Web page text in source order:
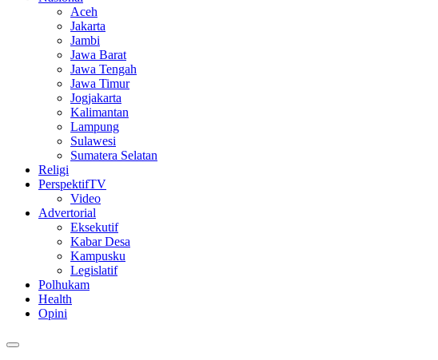
Aceh
Jakarta
Jambi
Jawa Barat
Jawa Tengah
Jawa Timur
Jogjakarta
Kalimantan
Lampung
Sulawesi
Sumatera Selatan
Religi
PerspektifTV
Video
Advertorial
Eksekutif
Kabar Desa
Kampusku
Legislatif
Polhukam
Health
Opini